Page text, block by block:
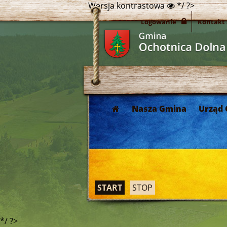
Wersja kontrastowa */ ?>
Kontakt
Logowanie
Nasza Gmina Urząd
START STOP
*/ ?>